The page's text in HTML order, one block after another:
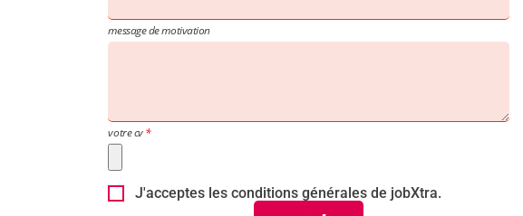
message de motivation
votre cv
J'acceptes les conditions générales de jobXtra.